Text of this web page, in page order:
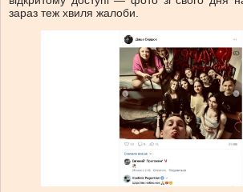
зараз теж хвиля жалоби.